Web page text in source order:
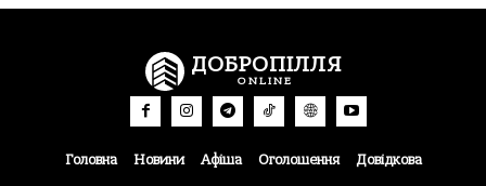
ДОБРОПІЛЛЯ
ONLINE
Головна Новини Афіша Оголошення Довідкова